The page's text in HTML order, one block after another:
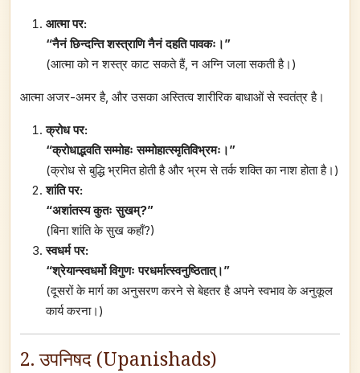
आत्मा पर:
“नैनं छिन्दन्ति शस्त्राणि नैनं दहति पावकः।”
(आत्मा को न शस्त्र काट सकते हैं, न अग्नि जला सकती है।)
आत्मा अजर-अमर है, और उसका अस्तित्व शारीरिक बाधाओं से स्वतंत्र है।
क्रोध पर:
“क्रोधाद्भवति सम्मोहः सम्मोहात्स्मृतिविभ्रमः।”
(क्रोध से बुद्धि भ्रमित होती है और भ्रम से तर्क शक्ति का नाश होता है।)
शांति पर:
“अशांतस्य कुतः सुखम्?”
(बिना शांति के सुख कहाँ?)
स्वधर्म पर:
“श्रेयान्स्वधर्मो विगुणः परधर्मात्स्वनुष्ठितात्।”
(दूसरों के मार्ग का अनुसरण करने से बेहतर है अपने स्वभाव के अनुकूल
कार्य करना।)
2. उपनिषद (Upanishads)